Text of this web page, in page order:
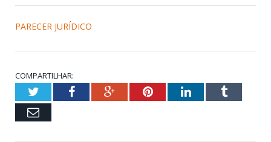
PARECER JURÍDICO
COMPARTILHAR:
TwitterFacebookGoogle+PinterestLinkedInTumblr
Email